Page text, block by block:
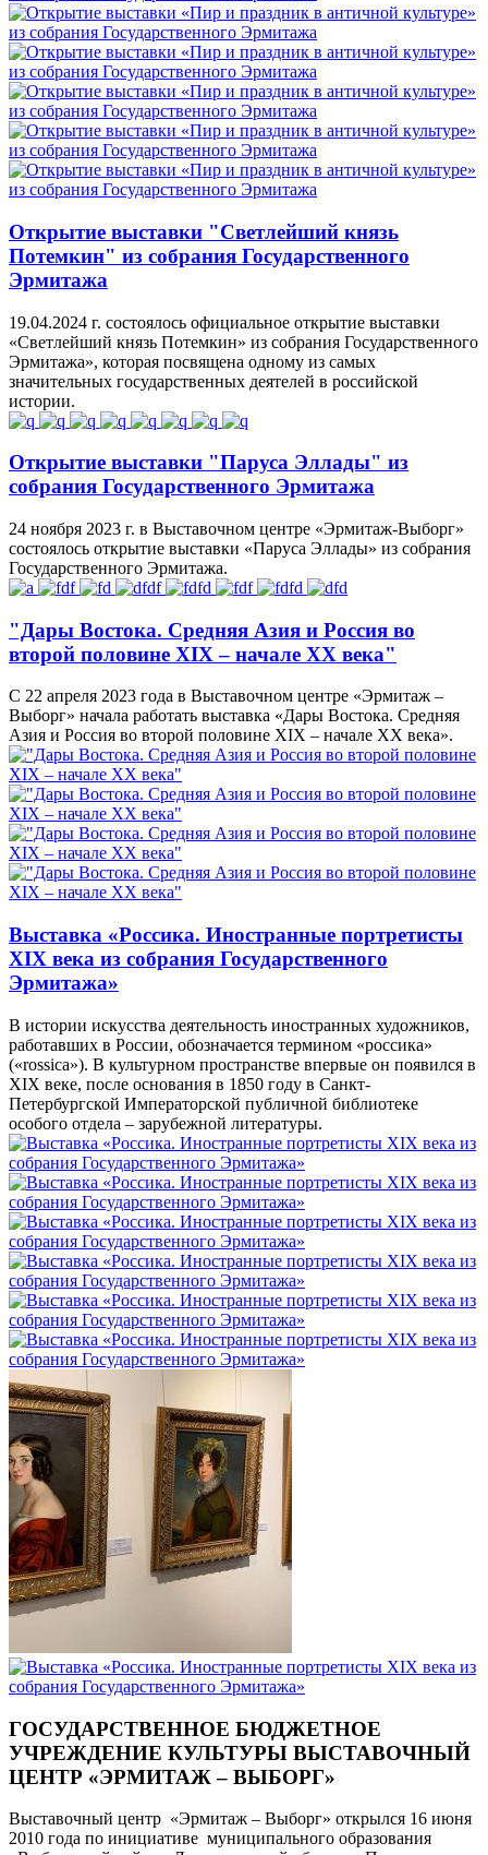
Открытие выставки "Светлейший князь
Потемкин" из собрания Государственного
Эрмитажа
19.04.2024 г. состоялось официальное открытие выставки
«Светлейший князь Потемкин» из собрания Государственного
Эрмитажа», которая посвящена одному из самых
значительных государственных деятелей в российской
истории.
Открытие выставки "Паруса Эллады" из
собрания Государственного Эрмитажа
24 ноября 2023 г. в Выставочном центре «Эрмитаж-Выборг»
состоялось открытие выставки «Паруса Эллады» из собрания
Государственного Эрмитажа.
"Дары Востока. Средняя Азия и Россия во
второй половине XIX – начале XX века"
С 22 апреля 2023 года в Выставочном центре «Эрмитаж ‒
Выборг» начала работать выставка «Дары Востока. Средняя
Азия и Россия во второй половине XIX – начале XX века».
Выставка «Россика. Иностранные портретисты
XIX века из собрания Государственного
Эрмитажа»
В истории искусства деятельность иностранных художников,
работавших в России, обозначается термином «россика»
(«rossica»). В культурном пространстве впервые он появился в
XIX веке, после основания в 1850 году в Санкт-
Петербургской Императорской публичной библиотеке
особого отдела – зарубежной литературы.
ГОСУДАРСТВЕННОЕ БЮДЖЕТНОЕ
УЧРЕЖДЕНИЕ КУЛЬТУРЫ ВЫСТАВОЧНЫЙ
ЦЕНТР «ЭРМИТАЖ – ВЫБОРГ»
Выставочный центр «Эрмитаж – Выборг» открылся 16 июня
2010 года по инициативе муниципального образования